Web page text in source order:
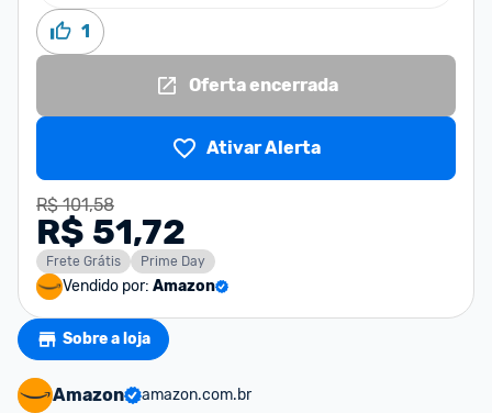
1
Oferta encerrada
Ativar Alerta
R$ 101,58
R$ 51,72
Frete Grátis Prime Day
Vendido por: Amazon
Sobre a loja
Amazon
amazon.com.br